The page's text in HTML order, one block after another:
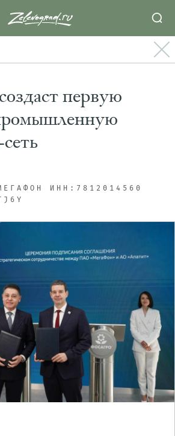
первую
ИНН:7812014560